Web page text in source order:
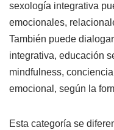
sexología integrativa
emocionales,
También puede
integrativa, educación
mindfulness,
emocional, según la
Esta categoría se